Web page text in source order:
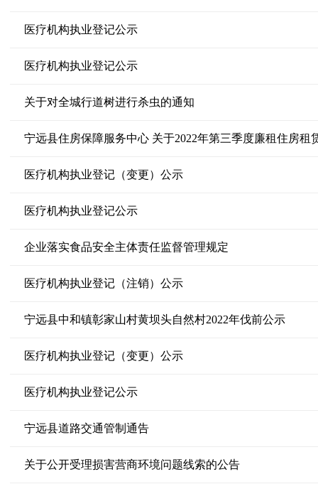
医疗机构执业登记公示
医疗机构执业登记公示
关于对全城行道树进行杀虫的通知
宁远县住房保障服务中心 关于2022年第三季度廉租住房租
医疗机构执业登记（变更）公示
医疗机构执业登记公示
企业落实食品安全主体责任监督管理规定
医疗机构执业登记（注销）公示
宁远县中和镇彰家山村黄坝头自然村2022年伐前公示
医疗机构执业登记（变更）公示
医疗机构执业登记公示
宁远县道路交通管制通告
关于公开受理损害营商环境问题线索的公告